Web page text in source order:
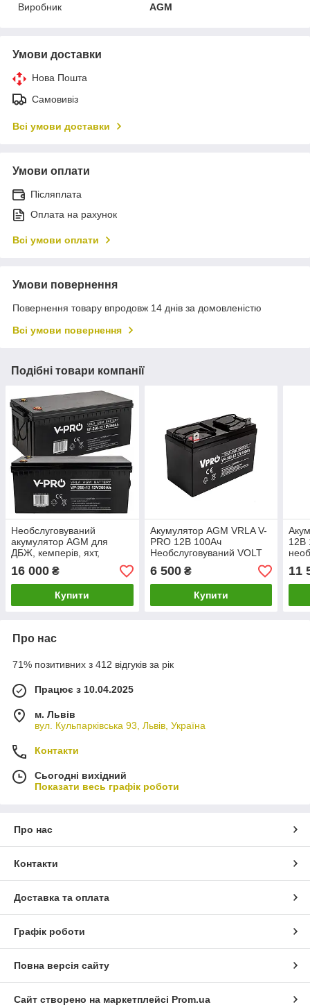
Виробник
AGM
Умови доставки
Нова Пошта
Самовивіз
Всі умови доставки
Умови оплати
Післяплата
Оплата на рахунок
Всі умови оплати
Умови повернення
Повернення товару впродовж 14 днів за домовленістю
Всі умови повернення
Подібні товари компанії
Необслуговуваний
акумулятор AGM для
ДБЖ, кемперів, яхт,
потужний 12 В 260 А·год
V-PRO VOLT POLSKA
16 000 ₴
Купити
Акумулятор AGM VRLA V-
PRO 12В 100Ач
Необслуговуваний VOLT
POLSKA
6 500₴
Купити
12В
11
Про нас
71% позитивних з 412 відгуків за рік
Працює з 10.04.2025
м. Львів
вул. Кульпарківська 93, Львів, Україна
Контакти
Сьогодні вихідний
Показати весь графік роботи
Про нас
Контакти
Доставка та оплата
Графік роботи
Повна версія сайту
Сайт створено на маркетплейсі Prom.ua